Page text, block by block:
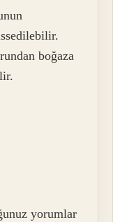
boğaza
yorumlar